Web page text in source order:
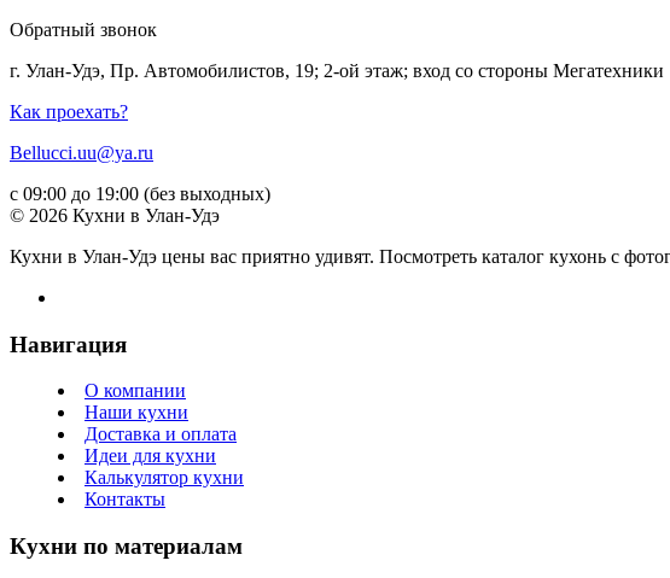
Обратный звонок
г. Улан-Удэ, Пр. Автомобилистов, 19; 2-ой этаж; вход со стороны Мегатехники
Как проехать?
Bellucci.uu@ya.ru
с 09:00 до 19:00 (без выходных)
© 2026 Кухни в Улан-Удэ
Кухни в Улан-Удэ цены вас приятно удивят. Посмотреть каталог кухонь с
Навигация
О компании
Наши кухни
Доставка и оплата
Идеи для кухни
Калькулятор кухни
Контакты
Кухни по материалам